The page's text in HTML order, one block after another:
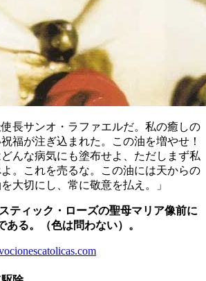
使長サンオ・ラファエルだ。私の癒しの
福が注ぎ込まれた。この油を増やせ！
んな病気にも塗布せよ、ただしまず私
。これを売るな。この油には天からの
大切にし、常に敬意を払え。」
ティック・ローズの聖母マリア像前に
ある。（色は問わない）。